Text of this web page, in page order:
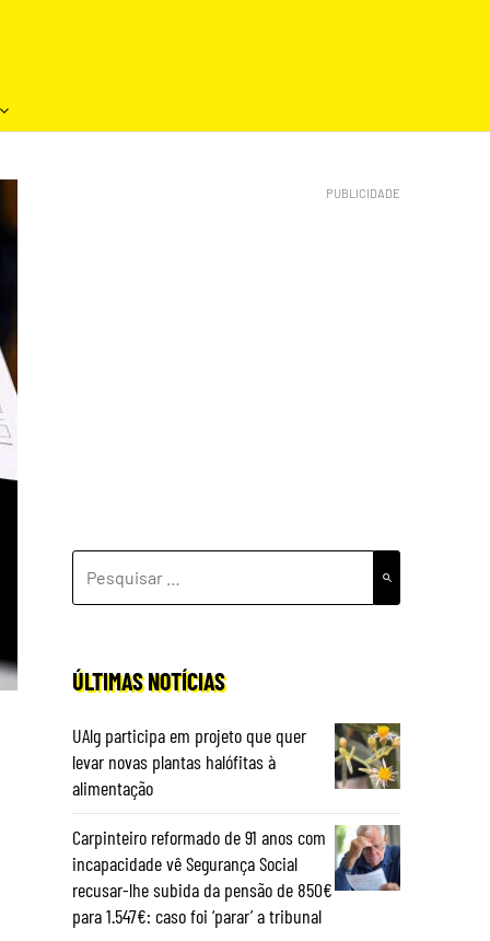
POR:
ÚLTIMAS NOTÍCIAS
UAlg participa em projeto que quer
levar novas plantas halófitas à
alimentação
Carpinteiro reformado de 91 anos com
incapacidade vê Segurança Social
recusar-lhe subida da pensão de 850€
para 1.547€: caso foi ‘parar’ a tribunal